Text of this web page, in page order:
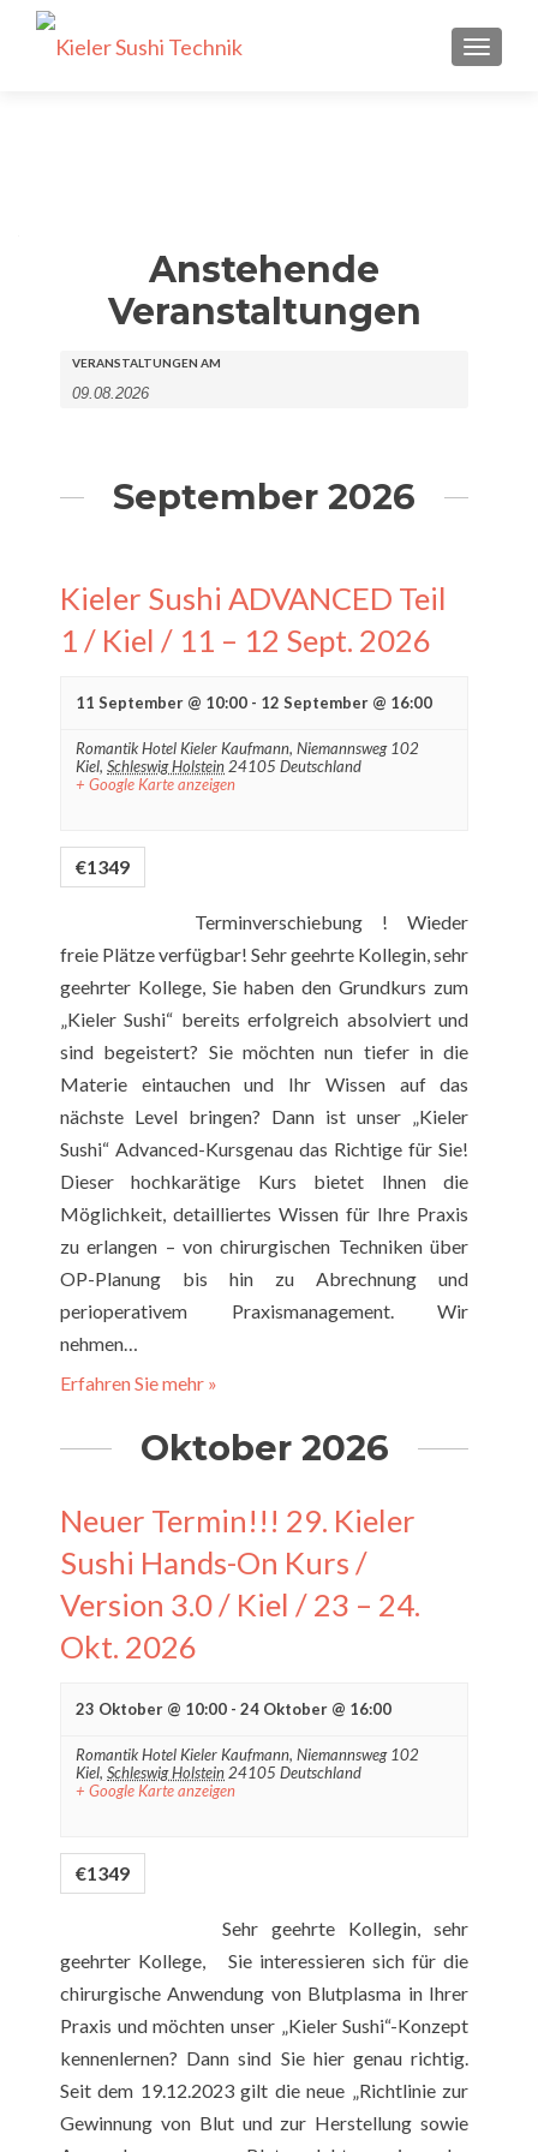
Anstehende
Veranstaltungen
Veranstaltungen
Suche
Ansichten,
Veranstaltungen
Suche
VERANSTALTUNGEN AM
September 2026
Kieler Sushi ADVANCED Teil
1 / Kiel / 11 – 12 Sept. 2026
11 September @ 10:00 - 12 September @ 16:00
Romantik Hotel Kieler Kaufmann, Niemannsweg 102
Kiel, Schleswig Holstein 24105 Deutschland
+ Google Karte anzeigen
€1349
Terminverschiebung ! Wieder
freie Plätze verfügbar! Sehr geehrte Kollegin, sehr
geehrter Kollege, Sie haben den Grundkurs zum
„Kieler Sushi“ bereits erfolgreich absolviert und
sind begeistert? Sie möchten nun tiefer in die
Materie eintauchen und Ihr Wissen auf das
nächste Level bringen? Dann ist unser „Kieler
Sushi“ Advanced-Kursgenau das Richtige für Sie!
Dieser hochkarätige Kurs bietet Ihnen die
Möglichkeit, detailliertes Wissen für Ihre Praxis
zu erlangen – von chirurgischen Techniken über
OP-Planung bis hin zu Abrechnung und
perioperativem Praxismanagement. Wir
nehmen…
Erfahren Sie mehr »
Oktober 2026
Neuer Termin!!! 29. Kieler
Sushi Hands-On Kurs /
Version 3.0 / Kiel / 23 – 24.
Okt. 2026
23 Oktober @ 10:00 - 24 Oktober @ 16:00
Romantik Hotel Kieler Kaufmann, Niemannsweg 102
Kiel, Schleswig Holstein 24105 Deutschland
+ Google Karte anzeigen
€1349
Sehr geehrte Kollegin, sehr
geehrter Kollege, Sie interessieren sich für die
chirurgische Anwendung von Blutplasma in Ihrer
Praxis und möchten unser „Kieler Sushi“-Konzept
kennenlernen? Dann sind Sie hier genau richtig.
Seit dem 19.12.2023 gilt die neue „Richtlinie zur
Gewinnung von Blut und zur Herstellung sowie